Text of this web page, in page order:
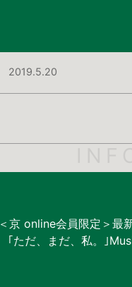
2019.5.20
＜京 online会員限定＞最
｢ただ、まだ、私。｣